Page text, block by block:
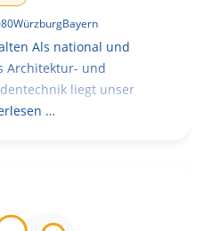
WürzburgBayern
Als national und
Architektur- und
liegt unser
der
…